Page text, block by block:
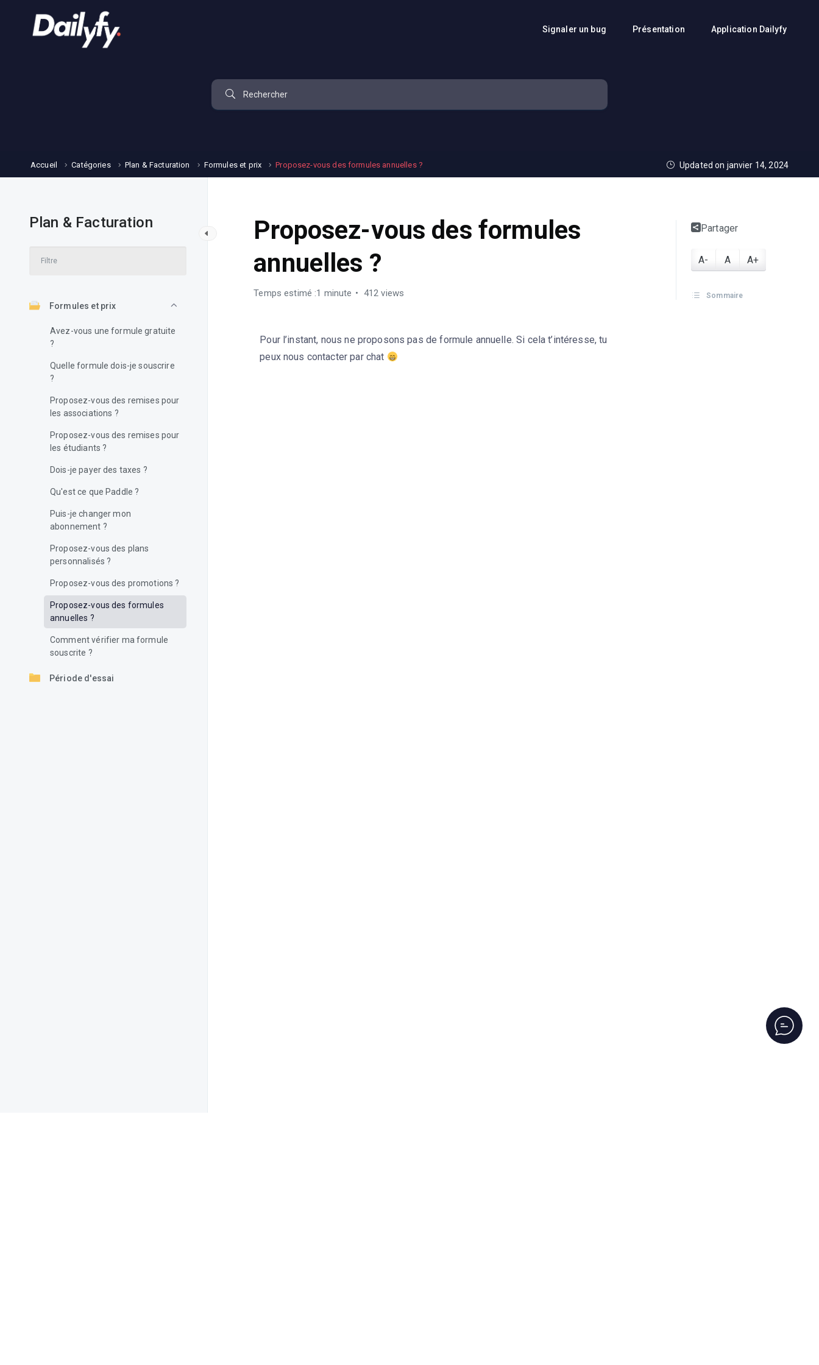
Signaler un bug Présentation Application Dailyfy
Accueil Catégories Plan & Facturation Formules et prix Proposez-vous des formules annuelles ? Updated on janvier 14, 2024
Plan & Facturation
Formules et prix
Avez-vous une formule gratuite
?
Quelle formule dois-je souscrire
?
Proposez-vous des remises pour
les associations ?
Proposez-vous des remises pour
les étudiants ?
Dois-je payer des taxes ?
Qu'est ce que Paddle ?
Puis-je changer mon
abonnement ?
Proposez-vous des plans
personnalisés ?
Proposez-vous des promotions ?
Proposez-vous des formules
annuelles ?
Comment vérifier ma formule
souscrite ?
Période d'essai
Proposez-vous des formules
annuelles ?
Temps estimé :1 minute 412 views
Pour l’instant, nous ne proposons pas de formule annuelle. Si cela t’intéresse, tu
peux nous contacter par chat
Partager
A- A A+
Sommaire